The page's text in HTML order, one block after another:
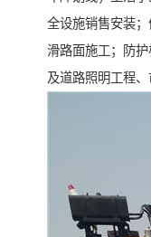
全设施销售安装
滑路面施工；防
及道路照明工程、